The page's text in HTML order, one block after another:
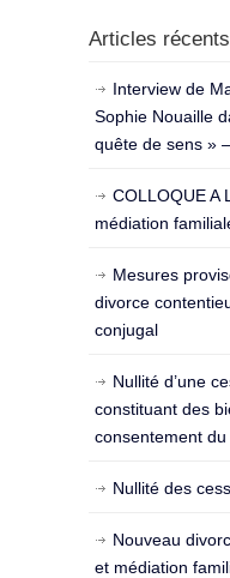
Articles récents
Interview de
Sophie Nouaille
quête de sens »
COLLOQUE A
médiation
Mesures
divorce
conjugal
Nullité d’une
constituant des
consentement
Nullité des
Nouveau
et médiation